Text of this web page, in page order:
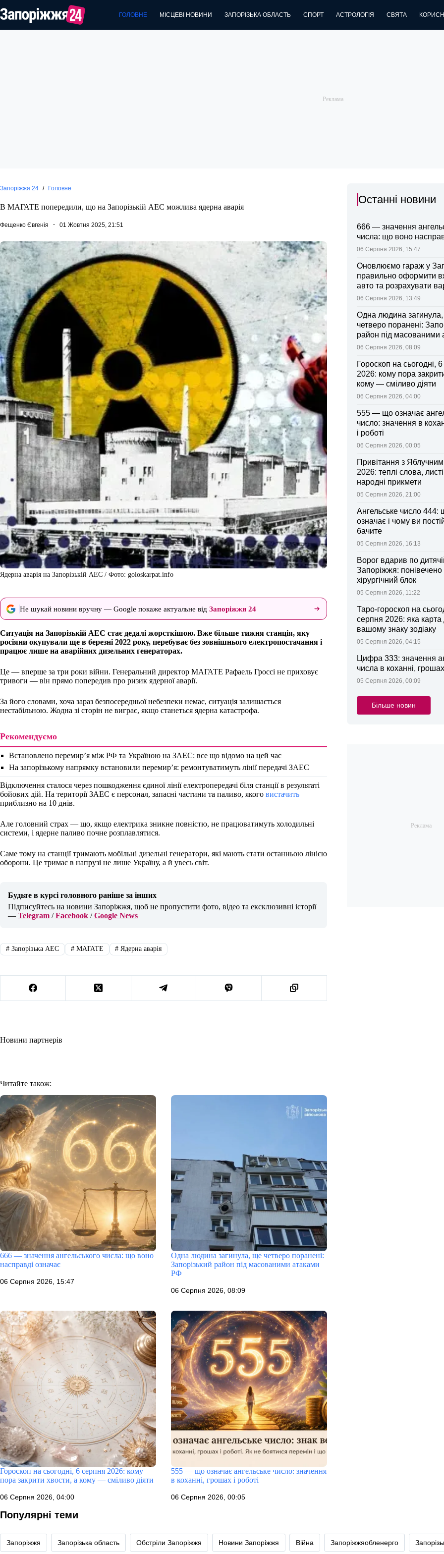
до
вмісту
ГОЛОВНЕ МІСЦЕВІ НОВИНИ ЗАПОРІЗЬКА ОБЛАСТЬ СПОРТ АСТРОЛОГІЯ СВЯТА
Запоріжжя 24 / Головне
В МАГАТЕ попередили, що на Запорізькій АЕС можлива ядерна аварія
Фещенко Євгенія 01 Жовтня 2025, 21:51
Ядерна аварія на Запорізькій АЕС / Фото: goloskarpat.info
Не шукай новини вручну — Google покаже актуальне від Запоріжжя 24
Ситуація на Запорізькій АЕС стає дедалі жорсткішою. Вже більше тижня станція, яку
росіяни окупували ще в березні 2022 року, перебуває без зовнішнього електропостачання і
працює лише на аварійних дизельних генераторах.
Це — вперше за три роки війни. Генеральний директор МАГАТЕ Рафаель Гроссі не приховує
тривоги — він прямо попередив про ризик ядерної аварії.
За його словами, хоча зараз безпосередньої небезпеки немає, ситуація залишається
нестабільною. Жодна зі сторін не виграє, якщо станеться ядерна катастрофа.
Рекомендуємо
Встановлено перемир’я між РФ та Україною на ЗАЕС: все що відомо на цей час
На запорізькому напрямку встановили перемир’я: ремонтуватимуть лінії передачі ЗАЕС
Відключення сталося через пошкодження єдиної лінії електропередачі біля станції в результаті
бойових дій. На території ЗАЕС є персонал, запасні частини та паливо, якого вистачить
приблизно на 10 днів.
Але головний страх — що, якщо електрика зникне повністю, не працюватимуть холодильні
системи, і ядерне паливо почне розплавлятися.
Саме тому на станції тримають мобільні дизельні генератори, які мають стати останньою лінією
оборони. Це тримає в напрузі не лише Україну, а й увесь світ.
Будьте в курсі головного раніше за інших
Підписуйтесь на новини Запоріжжя, щоб не пропустити фото, відео та ексклюзивні історії
— Telegram /Facebook /Google News
#Запорізька АЕС #МАГАТЕ # Ядерна аварія
Новини партнерів
Читайте також:
666 — значення ангельського числа: що воно
насправді означає
06 Серпня 2026, 15:47
Одна людина загинула, ще четверо поранені:
Запорізький район під масованими атаками
РФ
06 Серпня 2026, 08:09
Гороскоп на сьогодні, 6 серпня 2026: кому
пора закрити хвости, а кому — сміливо діяти
06 Серпня 2026, 04:00
555 — що означає ангельське число: значення
в коханні, грошах і роботі
06 Серпня 2026, 00:05
Останні новини
666 — значення
числа: що воно
06 Серпня 2026, 15:47
Оновлюємо гараж у
правильно оформити
авто та розрахувати
поліса
06 Серпня 2026, 13:49
Одна людина
четверо поранені:
район під масованими
06 Серпня 2026, 08:09
Гороскоп на сьогодні,
2026: кому пора
кому — сміливо діяти
06 Серпня 2026, 04:00
555 — що означає
число: значення в
і роботі
06 Серпня 2026, 00:05
Привітання з
2026: теплі слова,
народні прикмети
05 Серпня 2026, 21:00
Ангельське число 444:
означає і чому ви
бачите
05 Серпня 2026, 16:13
Ворог вдарив по
Запоріжжя: понівечено
хірургічний блок
05 Серпня 2026, 11:22
Таро-гороскоп на
серпня 2026: яка
вашому знаку зодіаку
05 Серпня 2026, 04:15
Цифра 333: значення
числа в коханні, грошах
05 Серпня 2026, 00:09
Більше новин
Популярні теми
Запоріжжя Запорізька область Обстріли Запоріжжя Новини Запоріжжя Війна Запоріжжяобленерго